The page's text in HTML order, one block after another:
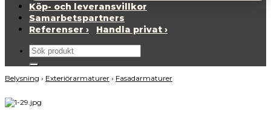
Köp- och leveransvillkor
Samarbetspartners
Referenser ›
Handla privat ›
Sök
efter:
Belysning › Exteriörarmaturer › Fasadarmaturer